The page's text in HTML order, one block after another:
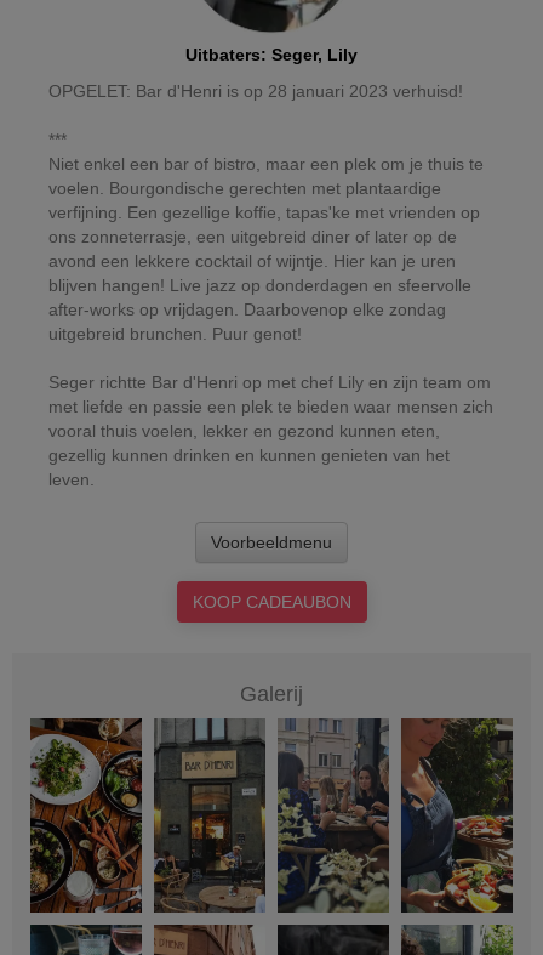
Uitbaters: Seger, Lily
OPGELET: Bar d'Henri is op 28 januari 2023 verhuisd!
***
Niet enkel een bar of bistro, maar een plek om je thuis te
voelen. Bourgondische gerechten met plantaardige
verfijning. Een gezellige koffie, tapas'ke met vrienden op
ons zonneterrasje, een uitgebreid diner of later op de
avond een lekkere cocktail of wijntje. Hier kan je uren
blijven hangen! Live jazz op donderdagen en sfeervolle
after-works op vrijdagen. Daarbovenop elke zondag
uitgebreid brunchen. Puur genot!
Seger richtte Bar d'Henri op met chef Lily en zijn team om
met liefde en passie een plek te bieden waar mensen zich
vooral thuis voelen, lekker en gezond kunnen eten,
gezellig kunnen drinken en kunnen genieten van het
leven.
Voorbeeldmenu
KOOP CADEAUBON
Galerij